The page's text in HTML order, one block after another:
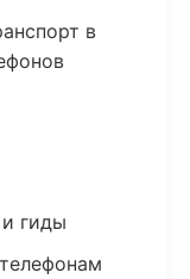
в
гиды